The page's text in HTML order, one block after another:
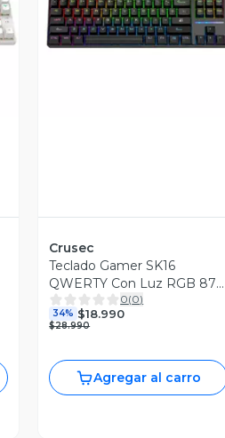
Vista Previa
Crusec
Teclado Gamer SK16
QWERTY Con Luz RGB 87
Teclas Mecanico
0(0)
34% $18.990
$28.990
Agregar al carro